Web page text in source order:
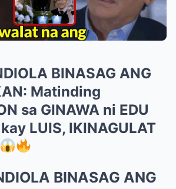
BINASAG ANG
Matinding
sa GINAWA ni EDU
LUIS, IKINAGULAT
BINASAG ANG